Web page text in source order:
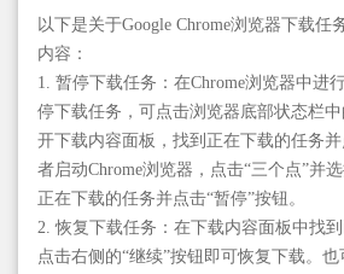
以下是关于Google Chrome浏览器下载任
内容：
1. 暂停下载任务：在Chrome浏览器中进
停下载任务，可点击浏览器底部状态栏
开下载内容面板，找到正在下载的任务
者启动Chrome浏览器，点击“三个点”并
正在下载的任务并点击“暂停”按钮。
2. 恢复下载任务：在下载内容面板中找
点击右侧的“继续”按钮即可恢复下载。